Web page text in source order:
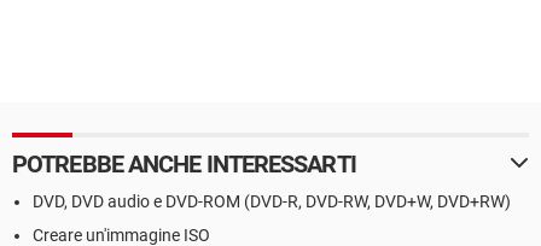
POTREBBE ANCHE INTERESSARTI
DVD, DVD audio e DVD-ROM (DVD-R, DVD-RW, DVD+W, DVD+RW)
Creare un'immagine ISO